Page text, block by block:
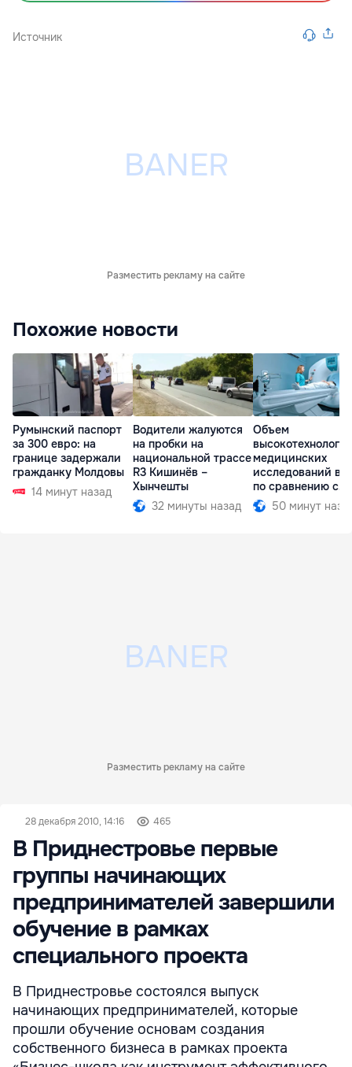
Источник
Разместить рекламу на сайте
Похожие новости
Румынский паспорт
за 300 евро: на
границе задержали
гражданку Молдовы
14 минут назад
Водители жалуются
на пробки на
национальной трассе
R3 Кишинёв –
Хынчешты
32 минуты назад
Объем
медицинских
исследований
по сравнению с
прошлым годом
50 минут
Разместить рекламу на сайте
28 декабря 2010, 14:16 465
В Приднестровье первые
группы начинающих
предпринимателей завершили
обучение в рамках
специального проекта
В Приднестровье состоялся выпуск
начинающих предпринимателей, которые
прошли обучение основам создания
собственного бизнеса в рамках проекта